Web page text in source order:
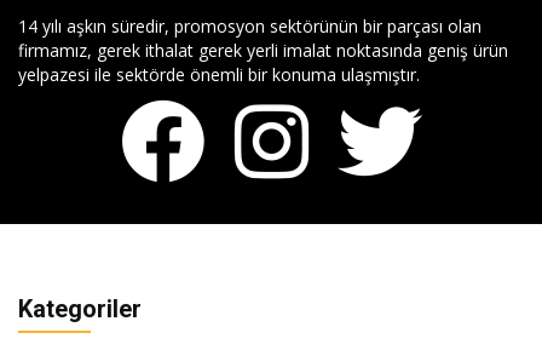
14 yılı aşkın süredir, promosyon sektörünün bir parçası olan
firmamız, gerek ithalat gerek yerli imalat noktasında geniş ürün
yelpazesi ile sektörde önemli bir konuma ulaşmıştır.
Kategoriler